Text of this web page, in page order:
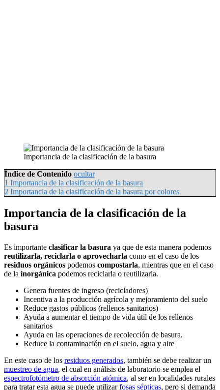
Importancia de la clasificación de la basura
Índice de Contenido ocultar
1 Importancia de la clasificación de la basura
2 Importancia de la clasificación de la basura por colores
Importancia de la clasificación de la
basura
Es importante clasificar la basura ya que de esta manera podemos
reutilizarla, reciclarla o aprovecharla como en el caso de los
residuos orgánicos podemos compostarla, mientras que en el caso
de la inorgánica podemos reciclarla o reutilizarla.
Genera fuentes de ingreso (recicladores)
Incentiva a la producción agrícola y mejoramiento del suelo
Reduce gastos públicos (rellenos sanitarios)
Ayuda a aumentar el tiempo de vida útil de los rellenos
sanitarios
Ayuda en las operaciones de recolección de basura.
Reduce la contaminación en el suelo, agua y aire
En este caso de los residuos generados, también se debe realizar un
muestreo de agua, el cual en análisis de laboratorio se emplea el
espectrofotómetro de absorción atómica, al ser en localidades rurales
para tratar esta agua se puede utilizarfosas sépticas, pero si demanda